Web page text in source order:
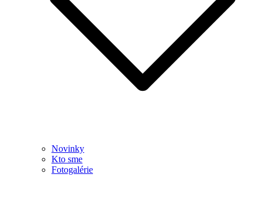
Novinky
Kto sme
Fotogalérie